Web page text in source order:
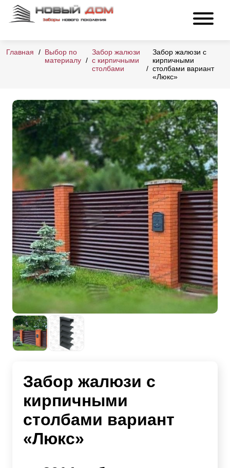
Главная
Выбор по
материалу
Забор жалюзи
с кирпичными
столбами
Забор жалюзи с
кирпичными
столбами вариант
«Люкс»
Забор жалюзи с
кирпичными
столбами вариант
«Люкс»